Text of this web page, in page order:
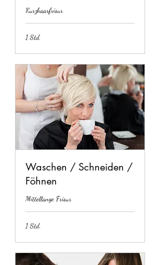
Kurzhaarfrisur
1 Std.
Waschen / Schneiden /
Föhnen
Mittellange Frisur
1 Std.